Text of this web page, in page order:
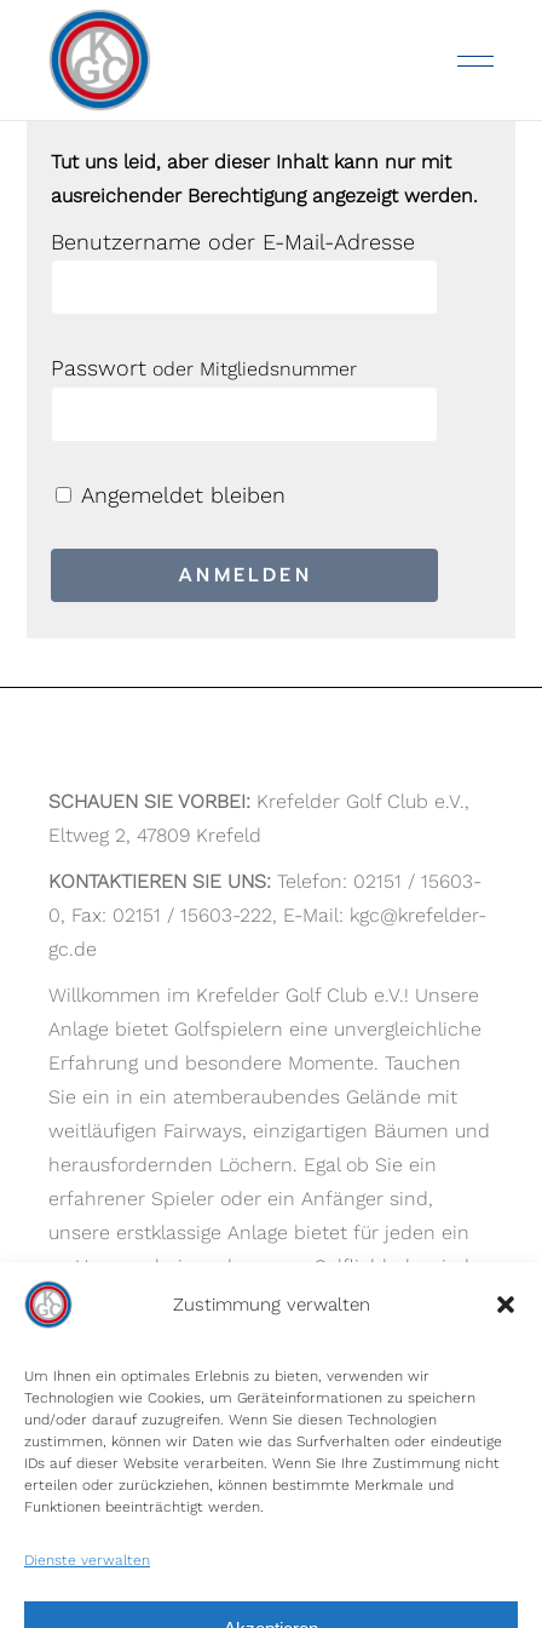
Zustimmung verwalten
Um Ihnen ein optimales Erlebnis zu bieten, verwenden wir
Technologien wie Cookies, um Geräteinformationen zu speichern
und/oder darauf zuzugreifen. Wenn Sie diesen Technologien
zustimmen, können wir Daten wie das Surfverhalten oder eindeutige
IDs auf dieser Website verarbeiten. Wenn Sie Ihre Zustimmung nicht
erteilen oder zurückziehen, können bestimmte Merkmale und
Funktionen beeinträchtigt werden.
Dienste verwalten
Tut uns leid, aber dieser Inhalt kann nur mit
ausreichender Berechtigung angezeigt werden.
Benutzername oder E-Mail-Adresse
Passwort
Angemeldet bleiben
SCHAUEN SIE VORBEI: Krefelder Golf Club e.V.,
Eltweg 2, 47809 Krefeld
KONTAKTIEREN SIE UNS: Telefon: 02151 / 15603-
0, Fax: 02151 / 15603-222, E-Mail: kgc@krefelder-
gc.de
Willkommen im Krefelder Golf Club e.V.! Unsere
Anlage bietet Golfspielern eine unvergleichliche
Erfahrung und besondere Momente. Tauchen
Sie ein in ein atemberaubendes Gelände mit
weitläufigen Fairways, einzigartigen Bäumen und
herausfordernden Löchern. Egal ob Sie ein
erfahrener Spieler oder ein Anfänger sind,
unsere erstklassige Anlage bietet für jeden ein
zu Hause – bei uns kommen Golfliebhaber jeder
Spielstärke auf ihre Kosten.
INFORMIEREN SIE SICH
Gästeinformationen